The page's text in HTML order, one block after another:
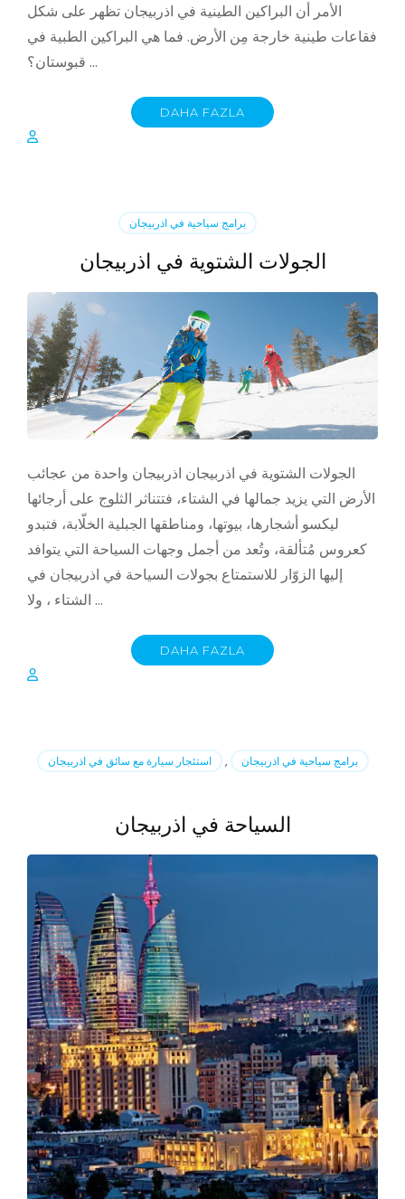
الأمر أن البراكين الطينية في اذربيجان تظهر على شكل
فقاعات طينية خارجة مِن الأرض. فما هي البراكين الطبية في
قبوستان؟ …
DAHA FAZLA
برامج سياحية في اذربيجان
الجولات الشتوية في اذربيجان
الجولات الشتوية في اذربيجان اذربيجان واحدة من عجائب
الأرض التي يزيد جمالها في الشتاء، فتتناثر الثلوج على أرجائها
ليكسو أشجارها، بيوتها، ومناطقها الجبلية الخلّابة، فتبدو
كعروس مُتألقة، وتُعد من أجمل وجهات السياحة التي يتوافد
إليها الزوّار للاستمتاع بجولات السياحة في اذربيجان في
الشتاء ، ولا …
DAHA FAZLA
استئجار سيارة مع سائق في اذربيجان , برامج سياحية في اذربيجان
السياحة في اذربيجان